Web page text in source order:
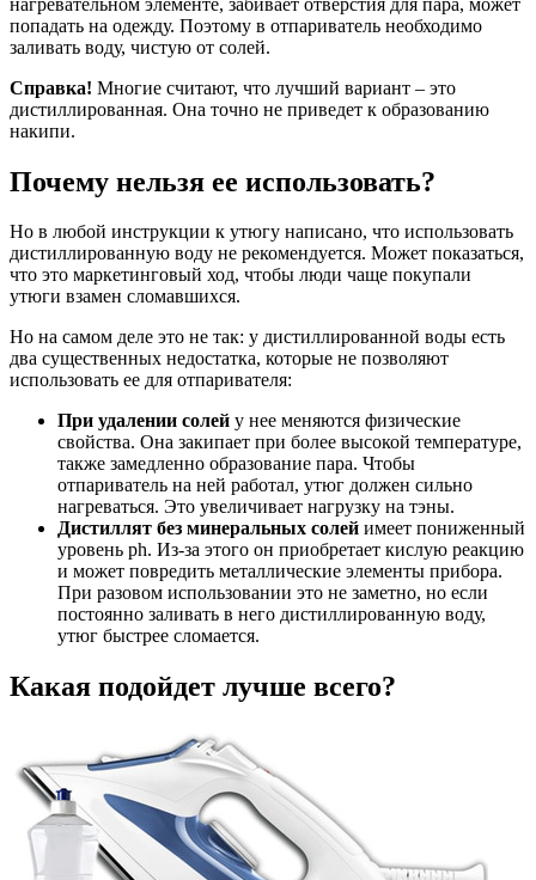
попадать на одежду. Поэтому в отпариватель необходимо
заливать воду, чистую от солей.
Справка! Многие считают, что лучший вариант – это
дистиллированная. Она точно не приведет к образованию
накипи.
Почему нельзя ее использовать?
Но в любой инструкции к утюгу написано, что использовать
дистиллированную воду не рекомендуется. Может показаться,
что это маркетинговый ход, чтобы люди чаще покупали
утюги взамен сломавшихся.
Но на самом деле это не так: у дистиллированной воды есть
два существенных недостатка, которые не позволяют
использовать ее для отпаривателя:
При удалении солей у нее меняются физические
свойства. Она закипает при более высокой температуре,
также замедленно образование пара. Чтобы
отпариватель на ней работал, утюг должен сильно
нагреваться. Это увеличивает нагрузку на тэны.
Дистиллят без минеральных солей имеет пониженный
уровень ph. Из-за этого он приобретает кислую реакцию
и может повредить металлические элементы прибора.
При разовом использовании это не заметно, но если
постоянно заливать в него дистиллированную воду,
утюг быстрее сломается.
Какая подойдет лучше всего?